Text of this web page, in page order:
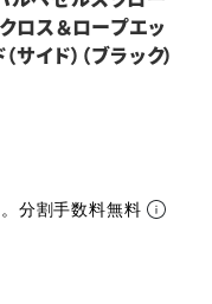
ロス＆ロープエッ
イド）（ブラック）
分割手数料無料